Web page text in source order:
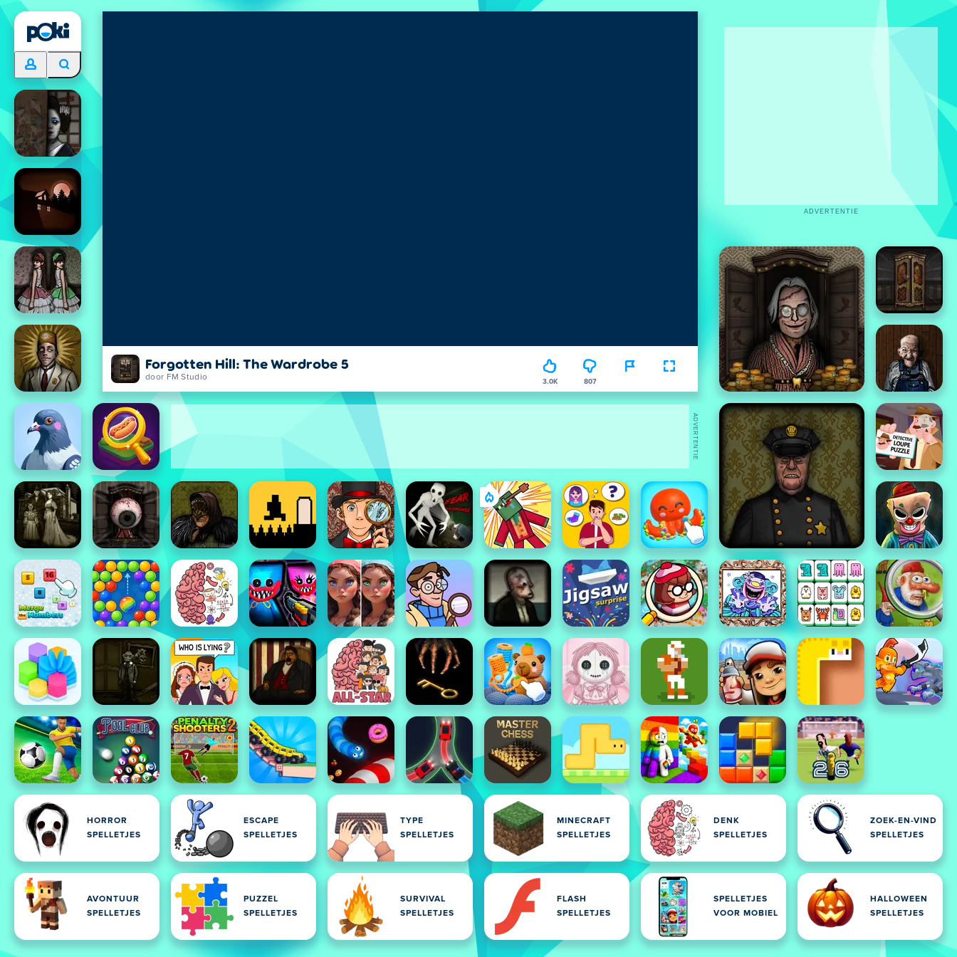
Forgotten Hill: The Wardrobe 5
door FM Studio 3.0K 807
HORROR
SPELLETJES
ESCAPE
SPELLETJES
TYPE
SPELLETJES
MINECRAFT
SPELLETJES
DENK
SPELLETJES
ZOEK-EN-VIND
SPELLETJES
AVONTUUR
SPELLETJES
PUZZEL
SPELLETJES
SURVIVAL
SPELLETJES
FLASH
SPELLETJES
SPELLETJES
VOOR MOBIEL
HALLOWEEN
SPELLETJES
ADVERTENTIE
ADVERTENTIE